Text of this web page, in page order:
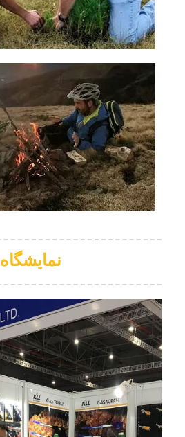
نمایشگاه